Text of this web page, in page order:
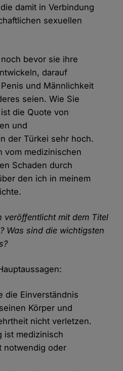
damit in Verbindung
sexuellen
bevor sie ihre
darauf
und Männlichkeit
seien. Wie Sie
die Quote von
und
der Türkei sehr hoch.
vom medizinischen
Schaden durch
den ich in meinem
veröffentlicht mit dem Titel
Was sind die wichtigsten
die Einverständnis
Körper und
nicht verletzen.
ist medizinisch
notwendig oder